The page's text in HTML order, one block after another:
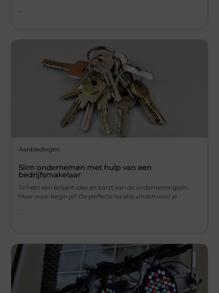
...
Aanbiedingen
Slim ondernemen met hulp van een
bedrijfsmakelaar
Je hebt een briljant idee en barst van de ondernemingszin.
Maar waar begin je? De perfecte locatie vinden voor je